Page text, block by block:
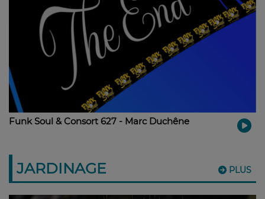
Funk Soul & Consort 627 - Marc Duchêne
PLUS
JARDINAGE